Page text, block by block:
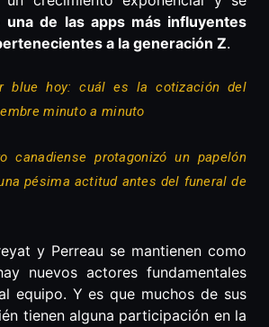
una de las apps más influyentes
a la generación Z.
blue hoy: cuál es la cotización del
minuto a minuto
canadiense protagonizó un papelón
pésima actitud antes del funeral de
y Perreau se mantienen como
nuevos actores fundamentales
equipo. Y es que muchos de sus
tienen alguna participación en la